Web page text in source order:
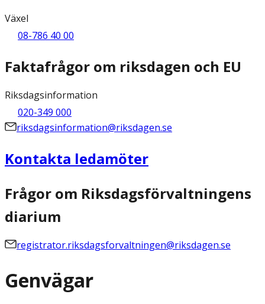
Växel
08-786 40 00
Faktafrågor om riksdagen och EU
Riksdagsinformation
020-349 000
riksdagsinformation@riksdagen.se
Kontakta ledamöter
Frågor om Riksdagsförvaltningens
diarium
registrator.riksdagsforvaltningen@riksdagen.se
Genvägar